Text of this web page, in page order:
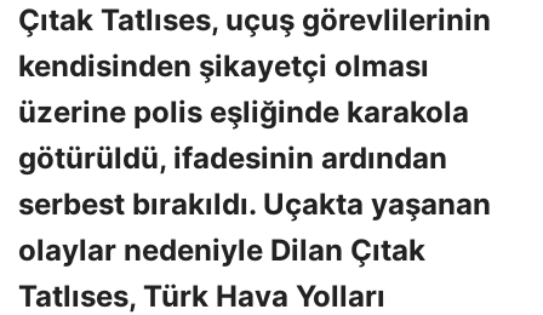
Çıtak Tatlıses, uçuş görevlilerinin
kendisinden şikayetçi olması
üzerine polis eşliğinde karakola
götürüldü, ifadesinin ardından
serbest bırakıldı. Uçakta yaşanan
olaylar nedeniyle Dilan Çıtak
Tatlıses, Türk Hava Yolları